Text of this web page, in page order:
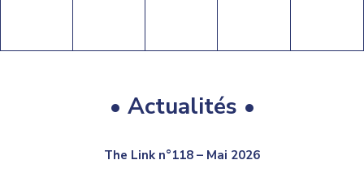
• Actualités •
The Link n°118 – Mai 2026